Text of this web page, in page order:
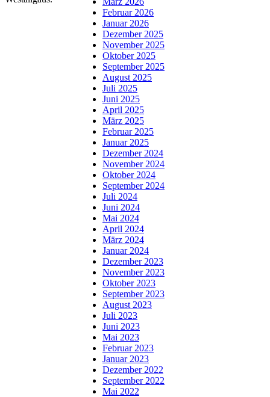
Februar 2026
Januar 2026
Dezember 2025
November 2025
Oktober 2025
September 2025
August 2025
Juli 2025
Juni 2025
April 2025
März 2025
Februar 2025
Januar 2025
Dezember 2024
November 2024
Oktober 2024
September 2024
Juli 2024
Juni 2024
Mai 2024
April 2024
März 2024
Januar 2024
Dezember 2023
November 2023
Oktober 2023
September 2023
August 2023
Juli 2023
Juni 2023
Mai 2023
Februar 2023
Januar 2023
Dezember 2022
September 2022
Mai 2022